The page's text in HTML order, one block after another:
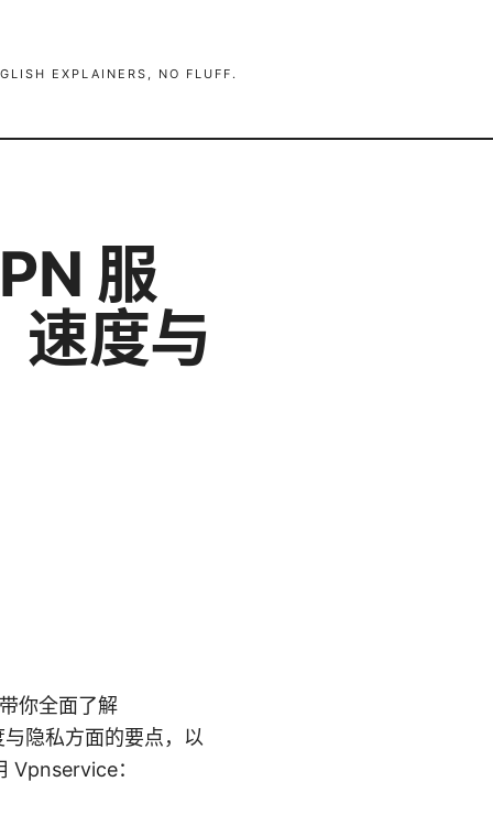
EXPLAINERS, NO FLUFF.
服
速度与
你全面了解
隐私方面的要点，以
Vpnservice：